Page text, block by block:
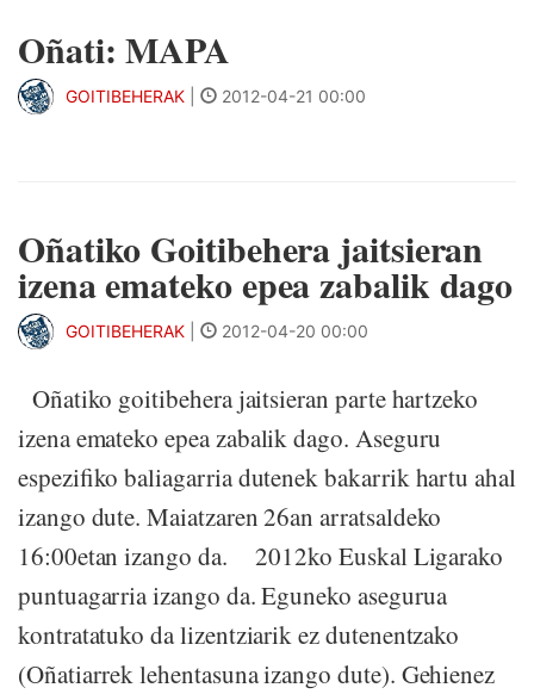
Oñati: MAPA
GOITIBEHERAK 2012-04-21 00:00
Oñatiko Goitibehera jaitsieran
izena emateko epea zabalik dago
GOITIBEHERAK 2012-04-20 00:00
Oñatiko goitibehera jaitsieran parte hartzeko
izena emateko epea zabalik dago. Aseguru
espezifiko baliagarria dutenek bakarrik hartu ahal
izango dute. Maiatzaren 26an arratsaldeko
16:00etan izango da. 2012ko Euskal Ligarako
puntuagarria izango da. Eguneko asegurua
kontratatuko da lizentziarik ez dutenentzako
(Oñatiarrek lehentasuna izango dute). Gehienez